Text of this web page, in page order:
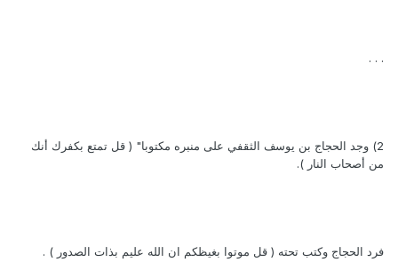
. . .
2) وجد الحجاج بن يوسف الثقفي على منبره مكتوبا" ( قل تمتع بكفرك أنك
من أصحاب النار ).
فرد الحجاج وكتب تحته ( قل موتوا بغيظكم ان الله عليم بذات الصدور ) .